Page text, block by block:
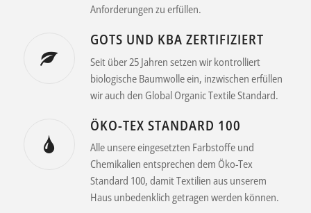
Anforderungen zu erfüllen.
GOTS UND KBA ZERTIFIZIERT
Seit über 25 Jahren setzen wir kontrolliert
biologische Baumwolle ein, inzwischen erfüllen
wir auch den Global Organic Textile Standard.
ÖKO-TEX STANDARD 100
Alle unsere eingesetzten Farbstoffe und
Chemikalien entsprechen dem Öko-Tex
Standard 100, damit Textilien aus unserem
Haus unbedenklich getragen werden können.